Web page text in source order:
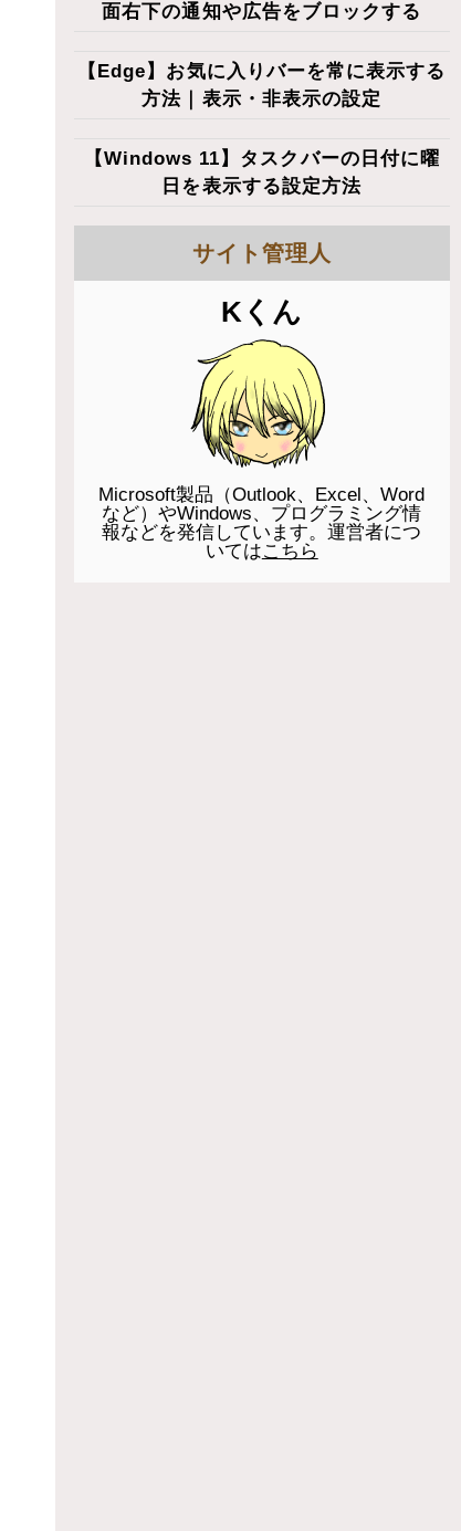
面右下の通知や広告をブロックする
【Edge】お気に入りバーを常に表示する
方法｜表示・非表示の設定
【Windows 11】タスクバーの日付に曜
日を表示する設定方法
サイト管理人
Kくん
Microsoft製品（Outlook、Excel、Word
など）やWindows、プログラミング情
報などを発信しています。運営者につ
いてはこちら